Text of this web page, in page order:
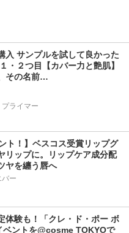
入 サンプルを試して良かった
・２つ目【カバー力と艶肌】
その名前…
ライマー
ト！】ベスコス受賞リップグ
リップに。リップケア成分配
ヤを纏う唇へ
バー
体験も！「クレ・ド・ポー ボ
ベントを@cosme TOKYOで